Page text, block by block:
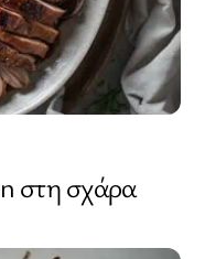
στη σχάρα